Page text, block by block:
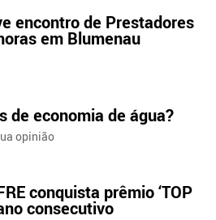
encontro de Prestadores
em Blumenau
de economia de água?
opinião
conquista prêmio ‘TOP
consecutivo